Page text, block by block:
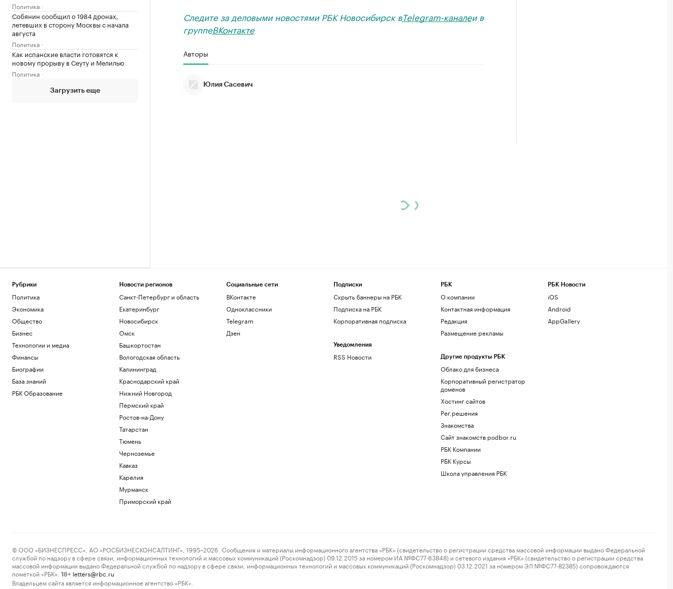
Политика
Собянин сообщил о 1984 дронах,
летевших в сторону Москвы с начала
августа
Политика
Как испанские власти готовятся к
новому прорыву в Сеуту и Мелилью
Политика
Загрузить еще
Следите за деловыми новостями РБК Новосибирск вTelegram-каналеи в
группеВКонтакте
Авторы
Юлия Сасевич
Рубрики
Политика
Экономика
Общество
Бизнес
Технологии и медиа
Финансы
Биографии
База знаний
РБК Образование
Новости регионов
Санкт-Петербург и область
Екатеринбург
Новосибирск
Омск
Башкортостан
Вологодская область
Калининград
Краснодарский край
Нижний Новгород
Пермский край
Ростов-на-Дону
Татарстан
Тюмень
Черноземье
Кавказ
Карелия
Мурманск
Приморский край
Социальные сети
ВКонтакте
Одноклассники
Telegram
Дзен
Подписки
Скрыть баннеры на РБК
Подписка на РБК
Корпоративная подписка
Уведомления
RSS Новости
РБК
О компании
Контактная информация
Редакция
Размещение рекламы
Другие продукты РБК
Облако для бизнеса
Корпоративный регистратор
доменов
Хостинг сайтов
Рег.решения
Знакомства
Сайт знакомств podbor.ru
РБК Компании
РБК Курсы
Школа управления РБК
РБК Новости
iOS
Android
AppGallery
© ООО «БИЗНЕСПРЕСС», АО «РОСБИЗНЕСКОНСАЛТИНГ», 1995–2026. Сообщения и материалы информационного агентства «РБК» (свидетельство о регистрации средства массовой информации выдано Федеральной
службой по надзору в сфере связи, информационных технологий и массовых коммуникаций (Роскомнадзор) 09.12.2015 за номером ИА №ФС77-63848) и сетевого издания «РБК» (свидетельство о регистрации средства
массовой информации выдано Федеральной службой по надзору в сфере связи, информационных технологий и массовых коммуникаций (Роскомнадзор) 03.12.2021 за номером ЭЛ №ФС77-82385) сопровождаются
пометкой «РБК».
18+ letters@rbc.ru
Владельцем сайта является информационное агентство «РБК».